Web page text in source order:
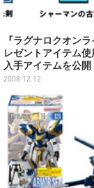
『ラグナロクオン
レゼントアイテム使
入手アイテムを公開
2008.12.12